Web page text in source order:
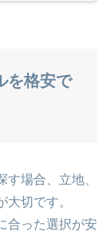
を格安で
場合、立地、
切です。
合った選択が安